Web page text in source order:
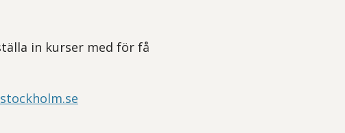
in kurser med för få